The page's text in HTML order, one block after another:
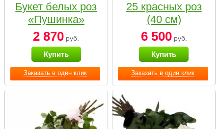
Заказать в один клик
Букет белых роз
«Пушинка»
2 870 руб.
Купить
Заказать в один клик
25 красных роз
(40 см)
6 500руб.
Купить